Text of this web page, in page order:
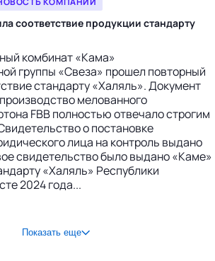
соответствие продукции стандарту
комбинат «Кама»
группы «Свеза» прошел повторный
стандарту «Халяль». Документ
мелованного
FBB полностью отвечало строгим
о постановке
лица на контроль выдано
свидетельство было выдано «Каме»
«Халяль» Республики
2024 года...
Показать еще